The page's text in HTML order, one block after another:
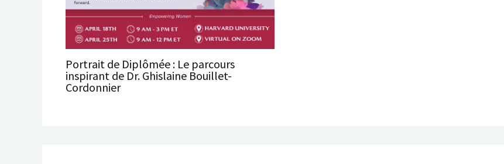
Portrait de Diplômée : Le parcours
inspirant de Dr. Ghislaine Bouillet-
Cordonnier